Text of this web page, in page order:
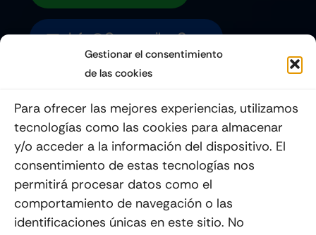
Gestionar el consentimiento
de las cookies
Para ofrecer las mejores experiencias, utilizamos
tecnologías como las cookies para almacenar
y/o acceder a la información del dispositivo. El
consentimiento de estas tecnologías nos
permitirá procesar datos como el
comportamiento de navegación o las
identificaciones únicas en este sitio. No
Info@quemoviles.com
Enviar